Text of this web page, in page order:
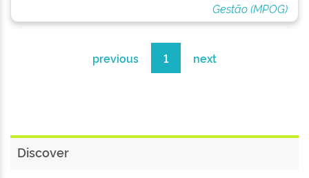
Gestão (MPOG)
previous 1 next
Discover